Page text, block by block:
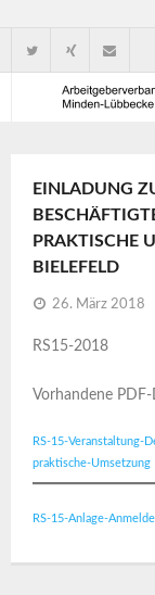
Ansprechpartner
Gute Gründe
EINLADUNG
PRAKTISCHE
BIELEFELD
26. März 2018
RS15-2018
Vorhandene
RS-15-Veranstaltung-
praktische-Umsetzung
RS-15-Anlage-